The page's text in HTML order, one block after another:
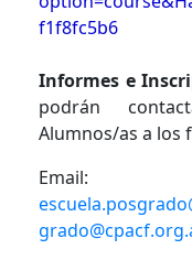
f1f8fc5b6
Informes e
podrán
Alumnos/as a los
Email: